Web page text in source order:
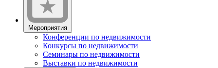
Мероприятия
Конференции по недвижимости
Конкурсы по недвижимости
Семинары по недвижимости
Выставки по недвижимости